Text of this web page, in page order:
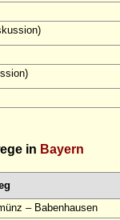
in Bayern
– Babenhausen